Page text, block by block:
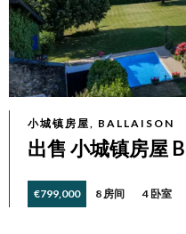
小城镇房屋, BALLAISON
出售 小城镇房屋
€799,000 8 房间 4 卧室